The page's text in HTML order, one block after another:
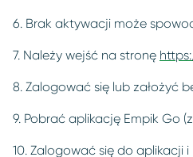
6. Brak aktywacji może
7. Należy wejść na stronę
8. Zalogować się lub założyć
9. Pobrać aplikację Empik Go
10. Zalogować się do aplikacji